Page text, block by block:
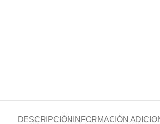
DESCRIPCIÓN INFORMACIÓN